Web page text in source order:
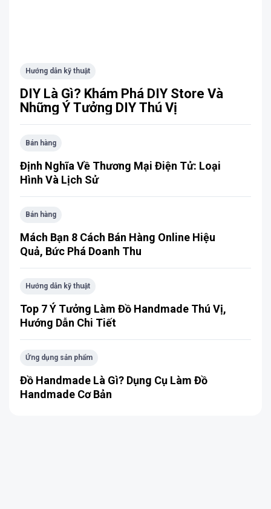
Hướng dẫn kỹ thuật
DIY Là Gì? Khám Phá DIY Store Và
Những Ý Tưởng DIY Thú Vị
Bán hàng
Định Nghĩa Về Thương Mại Điện Tử: Loại
Hình Và Lịch Sử
Bán hàng
Mách Bạn 8 Cách Bán Hàng Online Hiệu
Quả, Bức Phá Doanh Thu
Hướng dẫn kỹ thuật
Top 7 Ý Tưởng Làm Đồ Handmade Thú Vị,
Hướng Dẫn Chi Tiết
Ứng dụng sản phẩm
Đồ Handmade Là Gì? Dụng Cụ Làm Đồ
Handmade Cơ Bản